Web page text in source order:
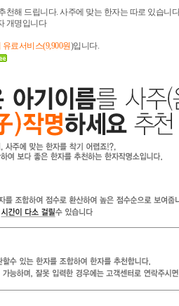
천해 드립니다. 사주에 맞는 한자는 따로 있습니
개명입니다
료서비스(9,900원)입니다.